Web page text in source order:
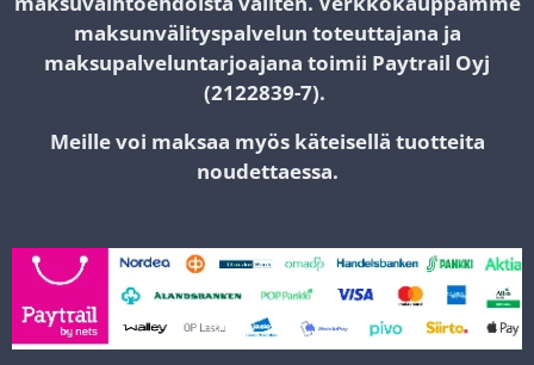
maksunvälityspalvelun toteuttajana ja
maksupalveluntarjoajana toimii Paytrail Oyj
(2122839-7).
Meille voi maksaa myös käteisellä tuotteita
noudettaessa.